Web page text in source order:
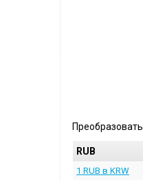
Преобразовать
RUB
1 RUB в KRW